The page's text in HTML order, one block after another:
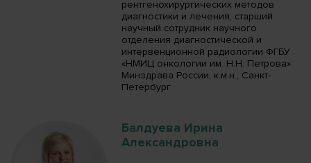
рентгенохирургических методов
диагностики и лечения, старший
научный сотрудник научного
отделения диагностической и
интервенционной радиологии ФГБУ
«НМИЦ онкологии им. Н.Н. Петрова»
Минздрава России, к.м.н., Санкт-
Петербург
Балдуева Ирина
Александровна